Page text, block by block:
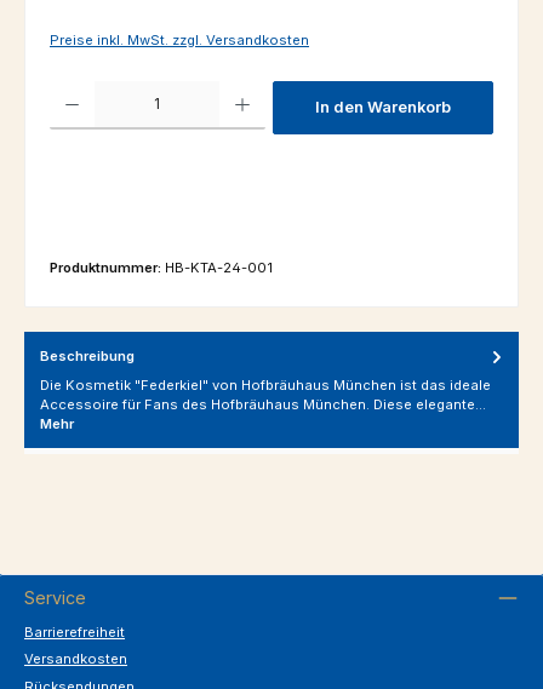
Preise inkl. MwSt. zzgl. Versandkosten
Produkt Anzahl: Gib den gewünschten Wert ein oder benutze die
In den Warenkorb
Produktnummer: HB-KTA-24-001
Beschreibung
Die Kosmetik "Federkiel" von Hofbräuhaus München ist das ideale
Accessoire für Fans des Hofbräuhaus München. Diese elegante…
Mehr
Service
Barrierefreiheit
Versandkosten